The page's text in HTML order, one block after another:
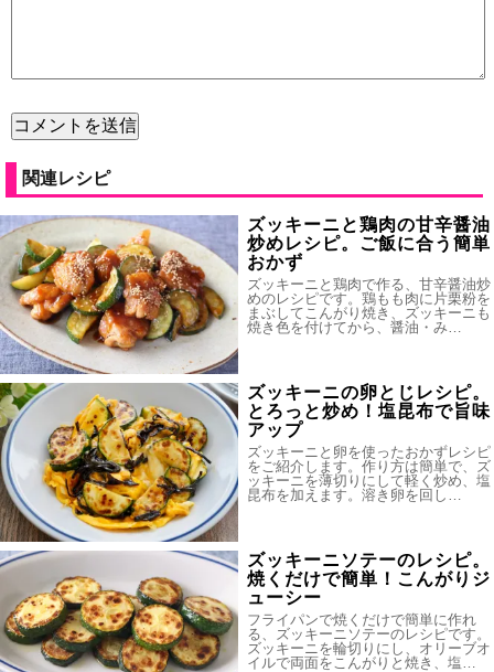
関連レシピ
ズッキーニと鶏肉の甘辛醤油
炒めレシピ。ご飯に合う簡単
おかず
ズッキーニと鶏肉で作る、甘辛醤油炒
めのレシピです。鶏もも肉に片栗粉を
まぶしてこんがり焼き、ズッキーニも
焼き色を付けてから、醤油・み…
ズッキーニの卵とじレシピ。
とろっと炒め！塩昆布で旨味
アップ
ズッキーニと卵を使ったおかずレシピ
をご紹介します。作り方は簡単で、ズ
ッキーニを薄切りにして軽く炒め、塩
昆布を加えます。溶き卵を回し…
ズッキーニソテーのレシピ。
焼くだけで簡単！こんがりジ
ューシー
フライパンで焼くだけで簡単に作れ
る、ズッキーニソテーのレシピです。
ズッキーニを輪切りにし、オリーブオ
イルで両面をこんがりと焼き、塩…